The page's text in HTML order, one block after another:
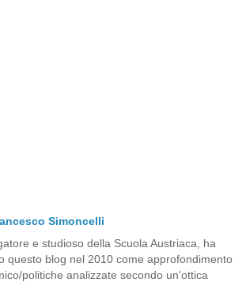
Simoncelli
e studioso della Scuola Austriaca, ha
questo blog nel 2010 come approfondimento
politiche analizzate secondo un'ottica